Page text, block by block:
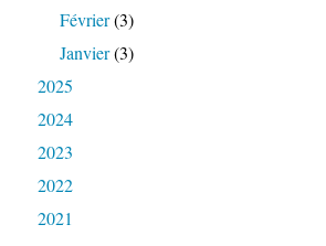
Février(3)
Janvier(3)
2025
2024
2023
2022
2021